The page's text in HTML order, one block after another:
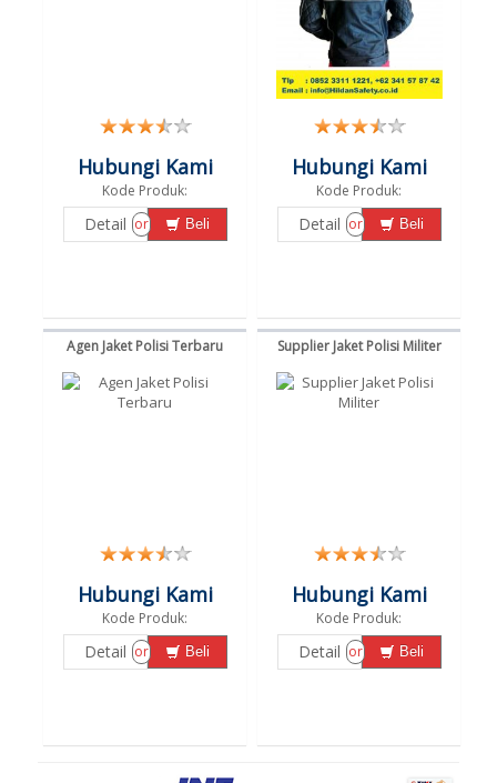
Hubungi Kami
Kode Produk:
Detail or Beli
Hubungi Kami
Kode Produk:
Detail or Beli
Agen Jaket Polisi Terbaru
Hubungi Kami
Kode Produk:
Detail or Beli
Supplier Jaket Polisi Militer
Hubungi Kami
Kode Produk:
Detail or Beli